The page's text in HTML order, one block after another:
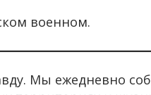
военном.
Мы ежедневно